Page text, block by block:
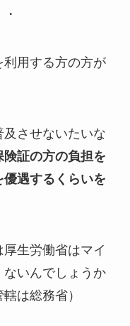
用する方の方が
させないたいな
証の方の負担を
遇するくらいを
生労働省はマイ
いんでしょうか
は総務省）